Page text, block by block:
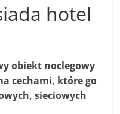
hotel
obiekt noclegowy
cechami, które go
sieciowych